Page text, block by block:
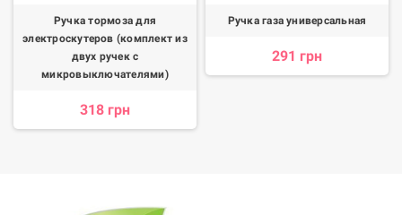
Ручка тормоза для
электроскутеров (комплект из
двух ручек с
микровыключателями)
318 грн
Ручка газа универсальная
291 грн